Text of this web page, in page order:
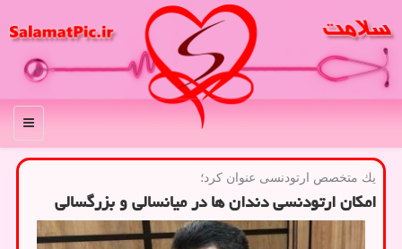
منو
یك متخصص ارتودنسی عنوان كرد؛
امكان ارتودنسی دندان ها در میانسالی و بزرگسالی